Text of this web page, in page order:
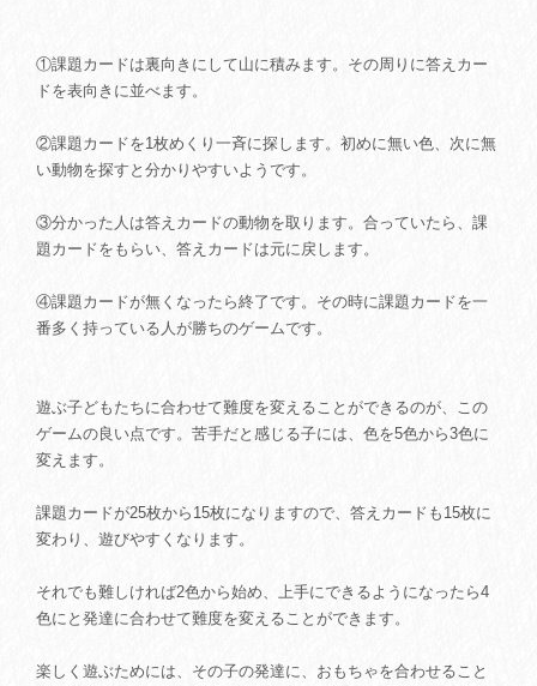
①課題カードは裏向きにして山に積みます。その周りに答えカー
ドを表向きに並べます。
②課題カードを1枚めくり一斉に探します。初めに無い色、次に無
い動物を探すと分かりやすいようです。
③分かった人は答えカードの動物を取ります。合っていたら、課
題カードをもらい、答えカードは元に戻します。
④課題カードが無くなったら終了です。その時に課題カードを一
番多く持っている人が勝ちのゲームです。
遊ぶ子どもたちに合わせて難度を変えることができるのが、この
ゲームの良い点です。苦手だと感じる子には、色を5色から3色に
変えます。
課題カードが25枚から15枚になりますので、答えカードも15枚に
変わり、遊びやすくなります。
それでも難しければ2色から始め、上手にできるようになったら4
色にと発達に合わせて難度を変えることができます。
楽しく遊ぶためには、その子の発達に、おもちゃを合わせること